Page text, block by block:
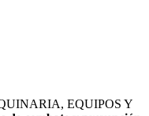
EQUIPOS Y